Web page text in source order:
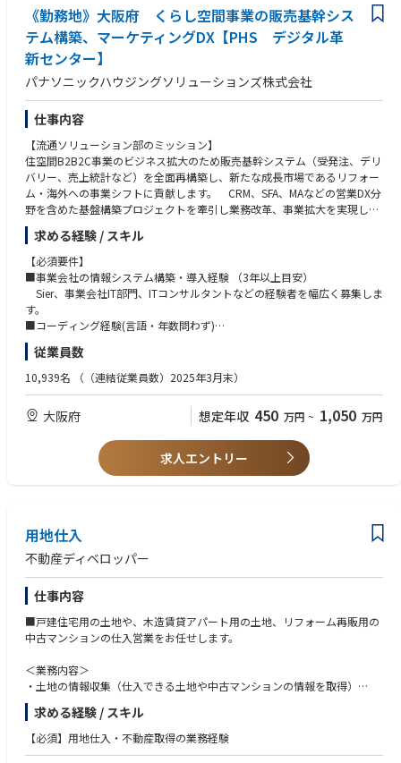
【この仕事を通じて得られること】
・くらし空間事業においてショウルームなどのリアルチャネル＋デジタル
活用による事業成長は、大きな方向性の1つであり、情報システム業務は
事業の全バリューチェーンに関わるため、
自身の職務での頑張りが、流通からエンドユーザー様までの全てのお客
様のご満足につながります。
・住宅分野のDXはこれからますます発展する事業領域であり、新しい「く
らし」を創る中心的なプレイヤーとして活躍できるポジションです。
【職場の雰囲気】
住宅設備に関わり、人々のくらしを良くしたいと意識を持ったメンバーが
集まっており、グループ内情報システム部門の中でも商品への愛着が強い
部署だと思います。役職や立場に関係なく個人の意見を受け入れ認める社
風であるため、部内外オープンコミュニケーションで業務革新・DX企画に
取り組んでおります。
【キャリアパス】
・初期配属の部署の仕事にとどまらず、様々な職務を経験いただいて、総
合的なスキルを身につけられるキャリアパスを用意しています。
・例を挙げると、事業部門や営業部門のIT企画、商品開発、企画部門など
のジョブローテーションにより様々なスキル/経験を身につけて頂くこと
が可能です。
・世の中のIT技術、動向に興味を持ち探求心がある
・積極的に自ら企画テーマや新規プロジェクトの提案ができる
・チームマネジメントに関し、積極的にリーダーシップが取れる
・能動的、主体的に活動し、最後までやり遂げる強い意志(やる気)をお持
ちの方
《勤務地》大阪府 くらし空間事業の販売基幹シス
テム構築、マーケティングDX【PHS デジタル革
新センター】
パナソニックハウジングソリューションズ株式会社
仕事内容
【流通ソリューション部のミッション】
住空間B2B2C事業のビジネス拡大のため販売基幹システム（受発注、デリ
バリー、売上統計など）を全面再構築し、新たな成長市場であるリフォー
ム・海外への事業シフトに貢献します。 CRM、SFA、MAなどの営業DX分
野を含めた基盤構築プロジェクトを牽引し業務改革、事業拡大を実現して
いきます。
今年度スタートするプロジェクトも計画しておりイチからシステム企画に
携わる事も可能です。
【担当業務と役割】
ハウジングソリューションズ株式会社の情報システム企画部門の一員とし
て業務に従事頂きます。事業拡大に向けたビジネスプロセス強化のため
の、情報システムの企画・構築をお任せいたします。開発・製造・営業部
門と連携したDXプロジェクトで、システム構築を牽引頂きます。
【具体的な仕事内容】
・くらし空間事業拡大への新規事業DX企画、業務プロセス改革
・事業部門、社外ベンダーと連携したシステム構築プロジェクト推進
【この仕事を通じて得られること】
・くらし空間事業においてショウルームなどのリアルチャネル＋デジタル
活用による事業成長は、大きな方向性の1つであり、情報システム業務は
自身の職務での頑張りが、流通からエンドユーザー様までの全てのお客
様のご満足につながります。
らし」を創る中心的なプレイヤーとして活躍できるポジションです。
【職場の雰囲気】
住宅設備に関わり、人々のくらしを良くしたいと意識を持ったメンバーが
集まっており、グループ内情報システム部門の中でも商品への愛着が強い
求める経験 / スキル
【必須要件】
■事業会社の情報システム構築・導入経験 （3年以上目安）
Sier、事業会社IT部門、ITコンサルタントなどの経験者を幅広く募集しま
す。
■コーディング経験(言語・年数問わず)
■システム開発経験(要件定義、機能定義、設計)
・プロジェクトマネージャー経験
・販売/製造ERPの構築経験
・データ分析知識、・AIなどを用いた解析
・販売管理または生産管理などのSCM関連知識
・世の中のIT技術、動向に興味を持ち探求心がある
・積極的に自ら企画テーマや新規プロジェクトの提案ができる
・チームマネジメントに関し、積極的にリーダーシップが取れる
・能動的、主体的に活動し、最後までやり遂げる強い意志(やる気)をお持
ちの方
従業員数
10,939名 （（連結従業員数）2025年3月末）
大阪府 想定年収 450 万円 ~ 1,050 万円
求人エントリー
用地仕入
不動産ディベロッパー
仕事内容
■戸建住宅用の土地や、木造賃貸アパート用の土地、リフォーム再販用の
中古マンションの仕入営業をお任せします。
＜業務内容＞
・土地の情報収集（仕入できる土地や中古マンションの情報を取得）
・仕入検討地の調査（検討物件の土地や中古マンションの調査）
・事業収支作成（仕入検討物件の購入金額、プロジェクト内容、予算、販
売価格等を検討）
求める経験 / スキル
【必須】用地仕入・不動産取得の業務経験